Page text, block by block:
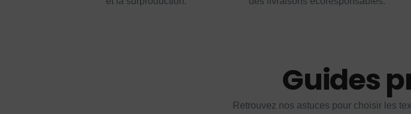
Guides
Retrouvez nos astuces pour choisir les